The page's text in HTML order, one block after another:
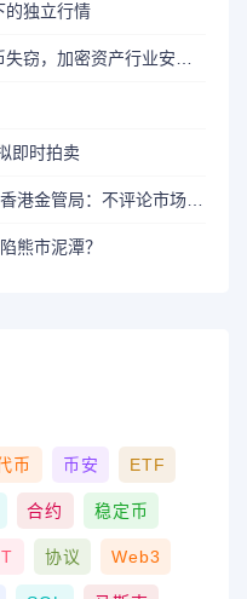
的独立行情
即时拍卖
熊市泥潭？
币 币安 ETF
合约 稳定币
协议 Web3